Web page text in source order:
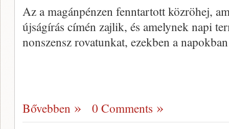
Az a magánpénzen fenntartott közröhej,
újságírás címén zajlik, és amelynek napi
nonszensz rovatunkat, ezekben a
Bővebben 0 Comments